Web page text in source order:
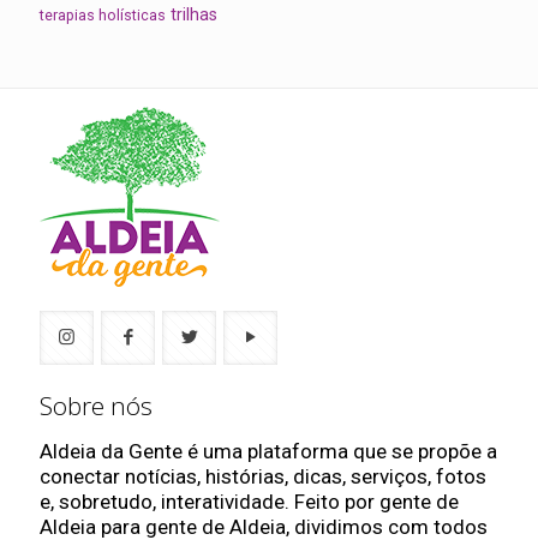
terapias holísticas trilhas
Sobre nós
Aldeia da Gente é uma plataforma que se propõe a
conectar notícias, histórias, dicas, serviços, fotos
e, sobretudo, interatividade. Feito por gente de
Aldeia para gente de Aldeia, dividimos com todos